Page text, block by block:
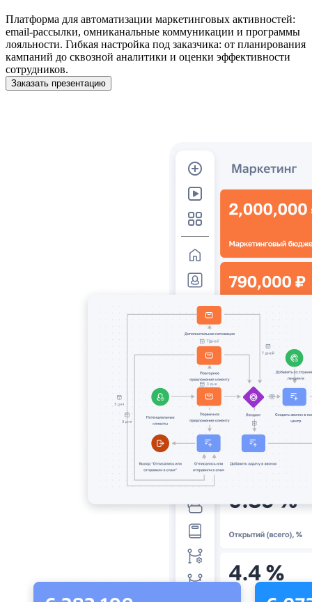
Платформа для автоматизации маркетинговых активностей:
email-рассылки, омниканальные коммуникации и программы
лояльности. Гибкая настройка под заказчика: от планирования
кампаний до сквозной аналитики и оценки эффективности
сотрудников.
Заказать презентацию